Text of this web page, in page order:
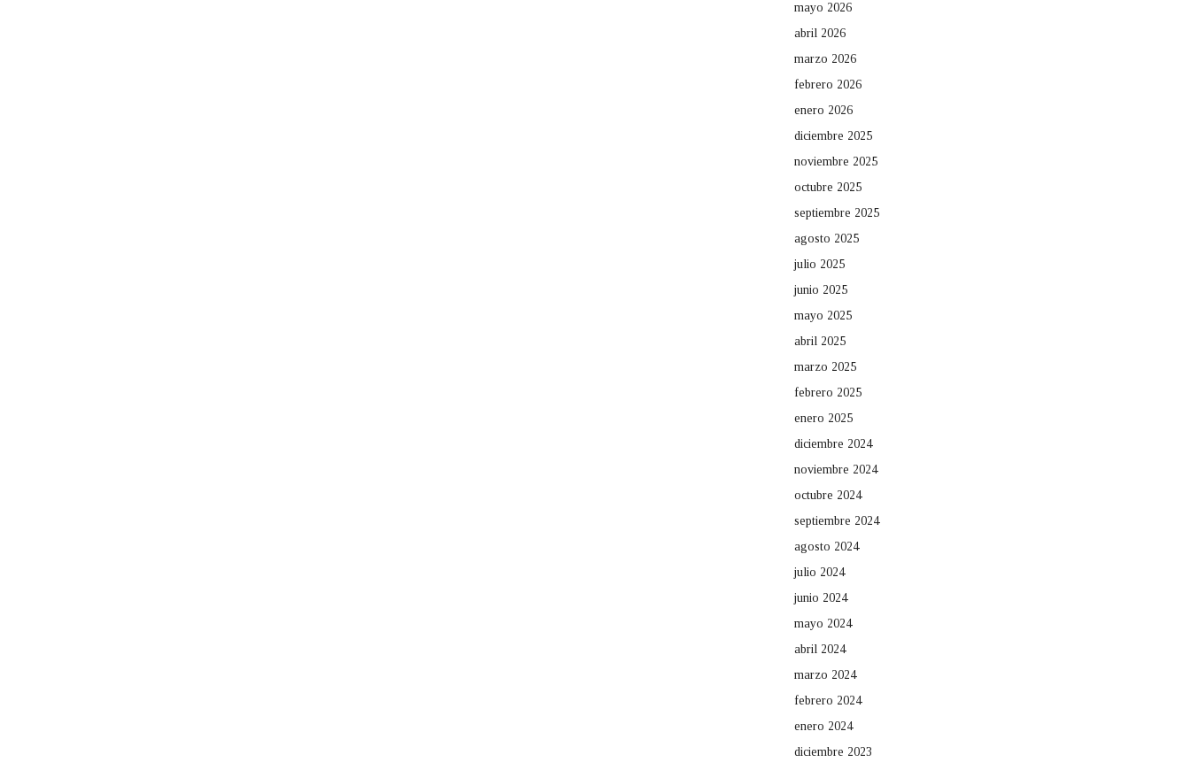
mayo 2026
abril 2026
marzo 2026
febrero 2026
enero 2026
diciembre 2025
noviembre 2025
octubre 2025
septiembre 2025
agosto 2025
julio 2025
junio 2025
mayo 2025
abril 2025
marzo 2025
febrero 2025
enero 2025
diciembre 2024
noviembre 2024
octubre 2024
septiembre 2024
agosto 2024
julio 2024
junio 2024
mayo 2024
abril 2024
marzo 2024
febrero 2024
enero 2024
diciembre 2023